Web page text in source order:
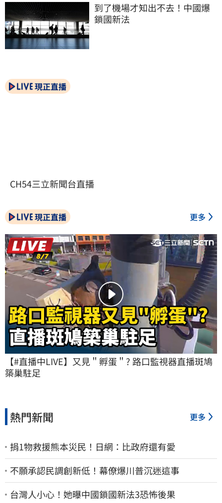
到了機場才知出不去！中國爆
鎖國新法
現正直播
CH54三立新聞台直播
現正直播 更多
【#直播中LIVE】又見＂孵蛋＂? 路口監視器直播斑鳩
築巢駐足
熱門新聞 更多
捐1物救援熊本災民！日網：比政府還有愛
不願承認民調創新低！幕僚爆川普沉迷這事
台灣人小心！她曝中國鎖國新法3恐怖後果